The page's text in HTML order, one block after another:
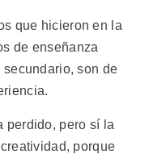
que hicieron en la
de enseñanza
son de
perdido, pero sí la
porque